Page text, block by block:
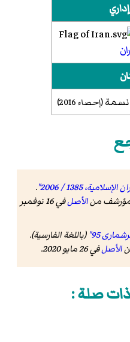
(إحصاء 2016
)
1385 / 2006"
.
منالأصل
في 16 نوفمبر
(باللغة الفارسية).
الأصلفي 26 مايو 2020 .
صلة :